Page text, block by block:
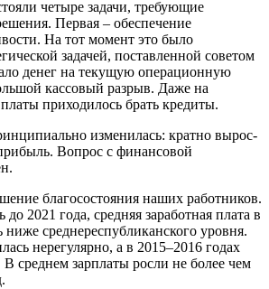
четыре задачи, требующие
Первая – обеспечение
На тот момент это было
задачей, поставленной советом
денег на текущую операционную
кассовый разрыв. Даже на
приходилось брать кредиты.
изменилась: кратно вырос­
Вопрос с финансовой
благосостояния наших работников.
2021 года, средняя заработная плата в
ниже среднереспубликанского уровня.
нерегулярно, а в 2015–2016 годах
В среднем зарплаты росли не более чем